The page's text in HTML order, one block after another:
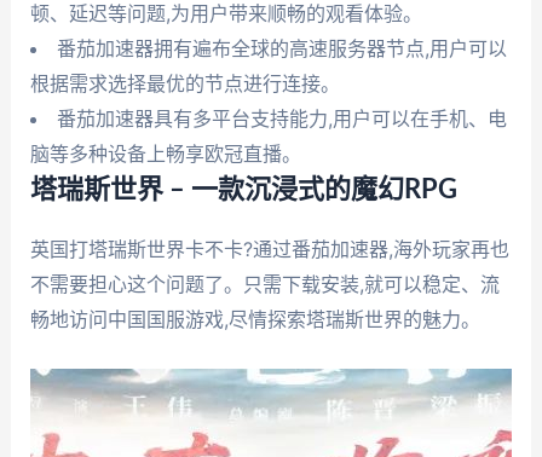
顿、延迟等问题,为用户带来顺畅的观看体验。
番茄加速器拥有遍布全球的高速服务器节点,用户可以
根据需求选择最优的节点进行连接。
番茄加速器具有多平台支持能力,用户可以在手机、电
脑等多种设备上畅享欧冠直播。
塔瑞斯世界 – 一款沉浸式的魔幻RPG
英国打塔瑞斯世界卡不卡?通过番茄加速器,海外玩家再也
不需要担心这个问题了。只需下载安装,就可以稳定、流
畅地访问中国国服游戏,尽情探索塔瑞斯世界的魅力。